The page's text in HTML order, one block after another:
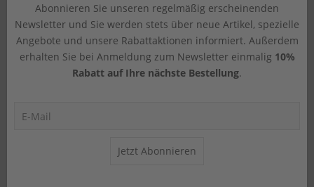
Abonnieren Sie unseren regelmäßig erscheinenden
Newsletter und Sie werden stets über neue Artikel, spezielle
Angebote und unsere Rabattaktionen informiert. Außerdem
erhalten Sie bei Anmeldung zum Newsletter einmalig 10%
Rabatt auf Ihre nächste Bestellung.
Jetzt Abonnieren